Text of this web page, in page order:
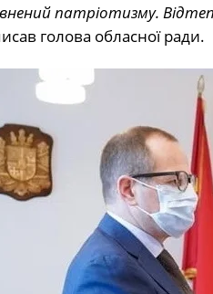
патріотизму.
голова обласної ради.